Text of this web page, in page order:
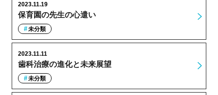
保育園の先生の心遣い
2023.11.19
未分類
歯科治療の進化と未来展望
2023.11.11
未分類